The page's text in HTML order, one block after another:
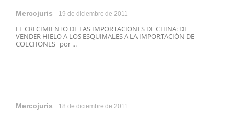
Mercojuris 19 de diciembre de 2011
EL CRECIMIENTO DE LAS IMPORTACIONES DE CHINA: DE
VENDER HIELO A LOS ESQUIMALES A LA IMPORTACIÓN DE
COLCHONES por ...
Mercojuris 18 de diciembre de 2011